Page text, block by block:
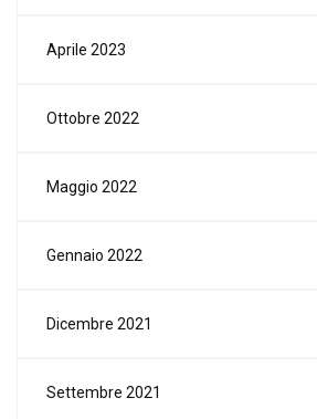
Aprile 2023
Ottobre 2022
Maggio 2022
Gennaio 2022
Dicembre 2021
Settembre 2021